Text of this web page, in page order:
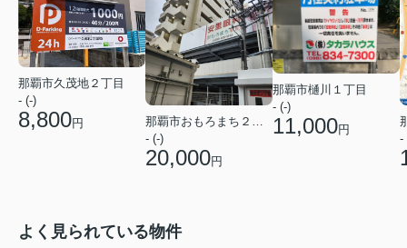
那覇市久茂地２丁目
- (-)
8,800円
那覇市おもろまち２丁目
- (-)
20,000円
那覇市樋川１丁目
- (-)
11,000円
-
よく見られている物件